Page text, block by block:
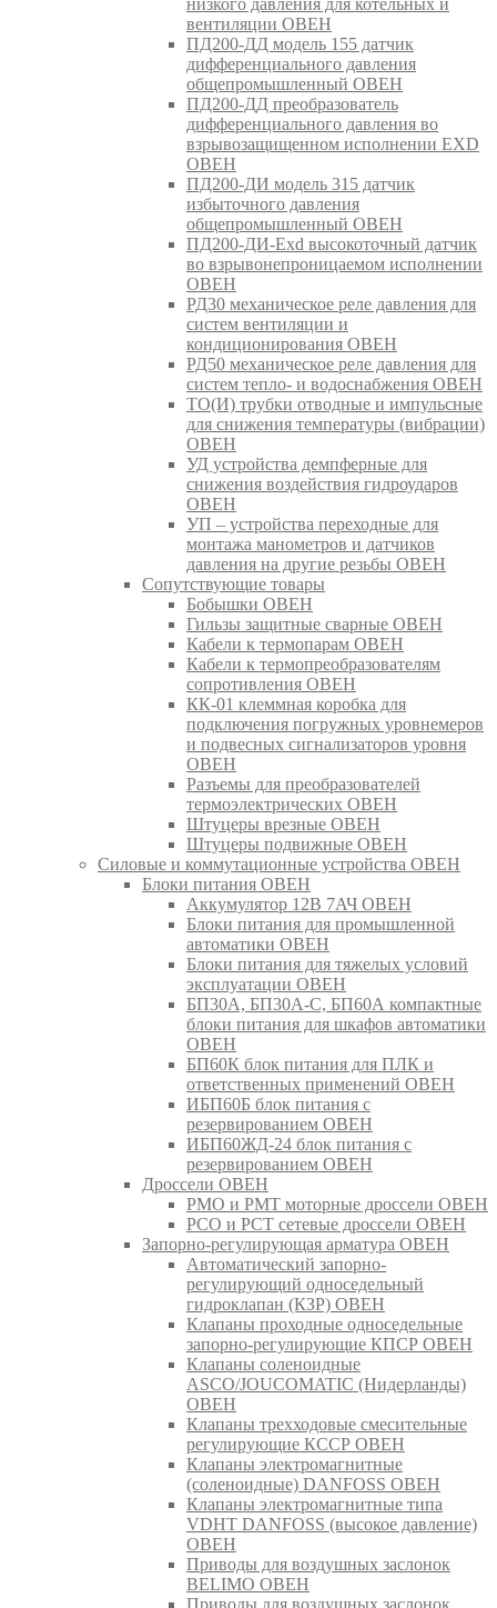
низкого давления для котельных и
вентиляции ОВЕН
ПД200-ДД модель 155 датчик
дифференциального давления
общепромышленный ОВЕН
ПД200-ДД преобразователь
дифференциального давления во
взрывозащищенном исполнении EXD
ОВЕН
ПД200-ДИ модель 315 датчик
избыточного давления
общепромышленный ОВЕН
ПД200-ДИ-Exd высокоточный датчик
во взрывонепроницаемом исполнении
ОВЕН
РД30 механическое реле давления для
систем вентиляции и
кондиционирования ОВЕН
РД50 механическое реле давления для
систем тепло- и водоснабжения ОВЕН
ТО(И) трубки отводные и импульсные
для снижения температуры (вибрации)
ОВЕН
УД устройства демпферные для
снижения воздействия гидроударов
ОВЕН
УП – устройства переходные для
монтажа манометров и датчиков
давления на другие резьбы ОВЕН
Сопутствующие товары
Бобышки ОВЕН
Гильзы защитные сварные ОВЕН
Кабели к термопарам ОВЕН
Кабели к термопреобразователям
сопротивления ОВЕН
КК-01 клеммная коробка для
подключения погружных уровнемеров
и подвесных сигнализаторов уровня
ОВЕН
Разъемы для преобразователей
термоэлектрических ОВЕН
Штуцеры врезные ОВЕН
Штуцеры подвижные ОВЕН
Силовые и коммутационные устройства ОВЕН
Блоки питания ОВЕН
Аккумулятор 12В 7АЧ ОВЕН
Блоки питания для промышленной
автоматики ОВЕН
Блоки питания для тяжелых условий
эксплуатации ОВЕН
БП30А, БП30А-С, БП60А компактные
блоки питания для шкафов автоматики
ОВЕН
БП60К блок питания для ПЛК и
ответственных применений ОВЕН
ИБП60Б блок питания с
резервированием ОВЕН
ИБП60ЖД-24 блок питания с
резервированием ОВЕН
Дроссели ОВЕН
РМО и РМТ моторные дроссели ОВЕН
РСО и РСТ сетевые дроссели ОВЕН
Запорно-регулирующая арматура ОВЕН
Автоматический запорно-
регулирующий односедельный
гидроклапан (КЗР) ОВЕН
Клапаны проходные односедельные
запорно-регулирующие КПСР ОВЕН
Клапаны соленоидные
ASCO/JOUCOMATIC (Нидерланды)
ОВЕН
Клапаны трехходовые смесительные
регулирующие КССР ОВЕН
Клапаны электромагнитные
(соленоидные) DANFOSS ОВЕН
Клапаны электромагнитные типа
VDHT DANFOSS (высокое давление)
ОВЕН
Приводы для воздушных заслонок
BELIMO ОВЕН
Приводы для воздушных заслонок